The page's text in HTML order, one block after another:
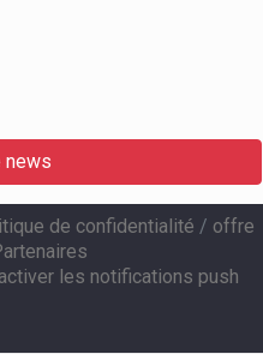
news
de confidentialité / offre
les notifications push